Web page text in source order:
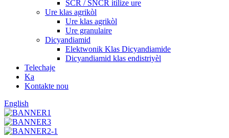
SCR / SNCR itilize ure
Ure klas agrikòl
Ure klas agrikòl
Ure granulaire
Dicyandiamid
Elektwonik Klas Dicyandiamide
Dicyandiamid klas endistriyèl
Telechaje
Ka
Kontakte nou
English